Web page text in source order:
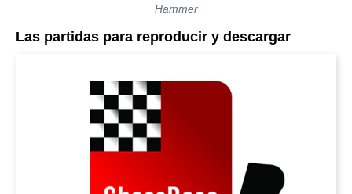
Hammer
Las partidas para reproducir y descargar